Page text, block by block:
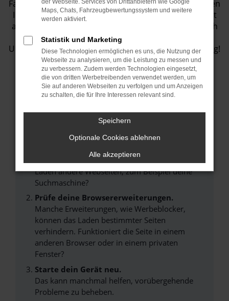
Fahrzeugangeboten in unserem Showroom! Wir bieten
Ihnen eine große Auswahl an Fahrzeugen, die perfekt
auf Ihre Bedürfnisse abgestimmt sind. Lassen Sie sich
inspirieren und finden Sie Ihr Traumauto bei uns.
Unser Team steht Ihnen jederzeit gerne zur Verfügung!
Fehler: Network Error
Beim Laden ist ein Fehler aufgetreten.
Internetverbindung.
Laden andere Webseiten, zum Beispiel deine
Suchmaschine?
Prüfe deine Browsererweiterungen.
Manche Erweiterungen, wie Werbeblocker,
können das Laden bestimmter Seiten
verhindern. Funktioniert die Seite in einem
anderen Browser oder in einem privaten
Fenster?
Starte dein Gerät neu.
Das kann manchmal helfen, vorübergehende
Probleme zu beheben.
der Webseite. Services von Drittanbietern wie Google
Maps, Chats, Fahrzeugbewertungssystem und weitere
werden aktiviert.
Statistik und Marketing
Diese Technologien ermöglichen es uns, die Nutzung der
Webseite zu analysieren, um die Leistung zu messen und
zu verbessern. Zudem werden Technologien eingesetzt,
die von dritten Werbetreibenden verwendet werden, um
Sie auf anderen Webseiten zu verfolgen und um Anzeigen
zu schalten, die für Ihre Interessen relevant sind.
Speichern
Optionale Cookies ablehnen
Alle akzeptieren